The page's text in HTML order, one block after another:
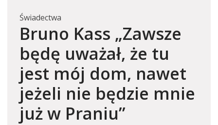
Świadectwa
Bruno Kass „Zawsze
będę uważał, że tu
jest mój dom, nawet
jeżeli nie będzie mnie
już w Praniu”